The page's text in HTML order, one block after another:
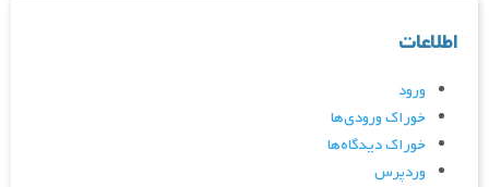
اطلاعات
ورود
خوراک ورودی‌ها
خوراک دیدگاه‌ها
وردپرس